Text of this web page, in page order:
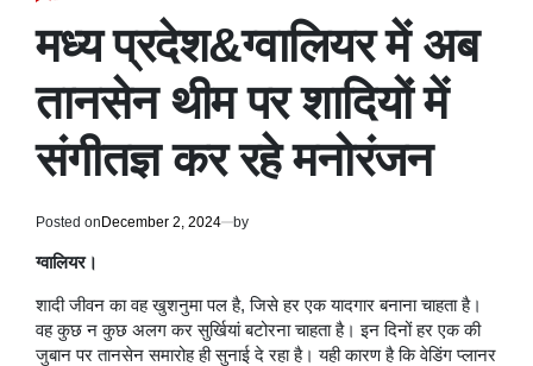
मध्य प्रदेश&ग्‍वालियर में अब
तानसेन थीम पर शादियों में
संगीतज्ञ कर रहे मनोरंजन
Posted onDecember 2, 2024 by
ग्वालियर।
शादी जीवन का वह खुशनुमा पल है, जिसे हर एक यादगार बनाना चाहता है।
वह कुछ न कुछ अलग कर सुर्खियां बटोरना चाहता है। इन दिनों हर एक की
जुबान पर तानसेन समारोह ही सुनाई दे रहा है। यही कारण है कि वेडिंग प्लानर